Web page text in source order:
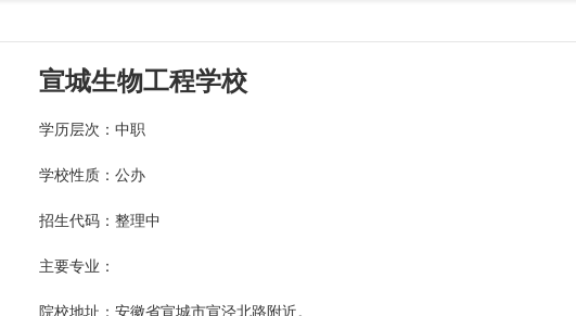
宣城生物工程学校
学历层次：中职
学校性质：公办
招生代码：整理中
主要专业：
院校地址：安徽省宣城市宣泾北路附近。